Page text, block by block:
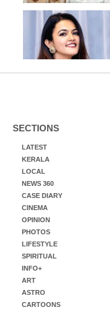
SECTIONS
LATEST
KERALA
LOCAL
NEWS 360
CASE DIARY
CINEMA
OPINION
PHOTOS
LIFESTYLE
SPIRITUAL
INFO+
ART
ASTRO
CARTOONS